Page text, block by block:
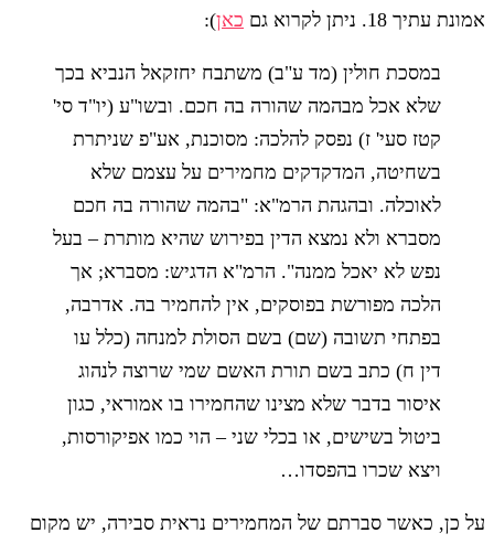
אמונת עתיך 18. ניתן לקרוא גם
כאן):
במסכת חולין (מד ע"ב) משתבח יחזקאל הנביא בכך
שלא אכל מבהמה שהורה בה חכם. ובשו"ע (יו"ד סי'
קטז סעי' ז) נפסק להלכה: מסוכנת, אע"פ שניתרת
בשחיטה, המדקדקים מחמירים על עצמם שלא
לאוכלה. ובהגהת הרמ"א: "בהמה שהורה בה חכם
מסברא ולא נמצא הדין בפירוש שהיא מותרת – בעל
נפש לא יאכל ממנה". הרמ"א הדגיש: מסברא; אך
הלכה מפורשת בפוסקים, אין להחמיר בה. אדרבה,
בפתחי תשובה (שם) בשם הסולת למנחה (כלל עו
דין ח) כתב בשם תורת האשם שמי שרוצה לנהוג
איסור בדבר שלא מצינו שהחמירו בו אמוראי, כגון
ביטול בשישים, או בכלי שני – הוי כמו אפיקורסות,
ויצא שכרו בהפסדו…
על כן, כאשר סברתם של המחמירים נראית סבירה, יש מקום